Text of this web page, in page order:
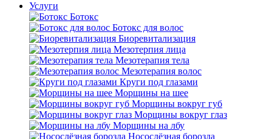
Услуги
Ботокс
Ботокс для волос
Биоревитализация
Мезотерпия лица
Мезотерапия тела
Мезотерапия волос
Круги под глазами
Морщины на шее
Морщины вокруг губ
Морщины вокруг глаз
Морщины на лбу
Носослёзная борозда